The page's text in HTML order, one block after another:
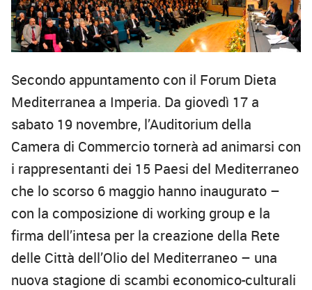
Secondo appuntamento con il Forum Dieta
Mediterranea a Imperia. Da giovedì 17 a
sabato 19 novembre, l’Auditorium della
Camera di Commercio tornerà ad animarsi con
i rappresentanti dei 15 Paesi del Mediterraneo
che lo scorso 6 maggio hanno inaugurato –
con la composizione di working group e la
firma dell’intesa per la creazione della Rete
delle Città dell’Olio del Mediterraneo – una
nuova stagione di scambi economico-culturali